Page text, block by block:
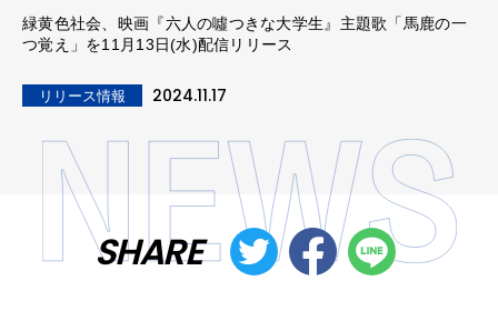
緑黄色社会、映画『六人の噓つきな大学生』主題歌「馬鹿の一
つ覚え」を11月13日(水)配信リリース
リリース情報 2024.11.17
SHARE